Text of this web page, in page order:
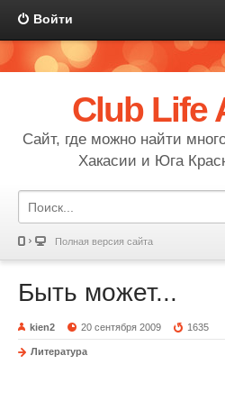
Войти
Club Life
Сайт, где можно найти
Хакасии и Юга
Полная версия сайта
Быть может...
kien2 20 сентября 2009 1635
Литература